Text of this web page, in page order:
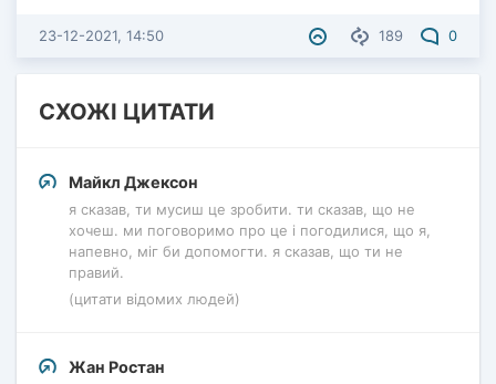
189 0
23-12-2021, 14:50
СХОЖІ ЦИТАТИ
Майкл Джексон
я сказав, ти мусиш це зробити. ти сказав, що не
хочеш. ми поговоримо про це і погодилися, що я,
напевно, міг би допомогти. я сказав, що ти не
правий.
(цитати відомих людей)
Жан Ростан